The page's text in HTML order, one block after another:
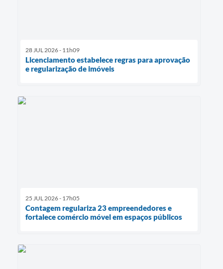
28 JUL 2026 - 11h09
Licenciamento estabelece regras para aprovação
e regularização de imóveis
25 JUL 2026 - 17h05
Contagem regulariza 23 empreendedores e
fortalece comércio móvel em espaços públicos